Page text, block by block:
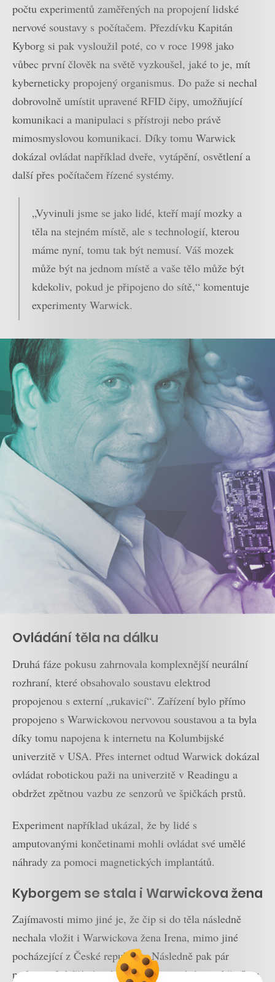
počtu experimentů zaměřených na propojení lidské
nervové soustavy s počítačem. Přezdívku Kapitán
Kyborg si pak vysloužil poté, co v roce 1998 jako
vůbec první člověk na světě vyzkoušel, jaké to je, mít
kyberneticky propojený organismus. Do paže si nechal
dobrovolně umístit upravené RFID čipy, umožňující
komunikaci a manipulaci s přístroji nebo právě
mimosmyslovou komunikaci. Díky tomu Warwick
dokázal ovládat například dveře, vytápění, osvětlení a
další přes počítačem řízené systémy.
„Vyvinuli jsme se jako lidé, kteří mají mozky a
těla na stejném místě, ale s technologií, kterou
máme nyní, tomu tak být nemusí. Váš mozek
může být na jednom místě a vaše tělo může být
kdekoliv, pokud je připojeno do sítě,“ komentuje
experimenty Warwick.
Ovládání těla na dálku
Druhá fáze pokusu zahrnovala komplexnější neurální
rozhraní, které obsahovalo soustavu elektrod
propojenou s externí „rukavicí“. Zařízení bylo přímo
propojeno s Warwickovou nervovou soustavou a ta byla
díky tomu napojena k internetu na Kolumbijské
univerzitě v USA. Přes internet odtud Warwick dokázal
ovládat robotickou paži na univerzitě v Readingu a
obdržet zpětnou vazbu ze senzorů ve špičkách prstů.
Experiment například ukázal, že by lidé s
amputovanými končetinami mohli ovládat své umělé
náhrady za pomoci magnetických implantátů.
Kyborgem se stala i Warwickova žena
Zajímavosti mimo jiné je, že čip si do těla následně
nechala vložit i Warwickova žena Irena, mimo jiné
pocházející z České republiky. Následně pak pár
podstoupil další sérii úspěšných testování, jejichž cílem